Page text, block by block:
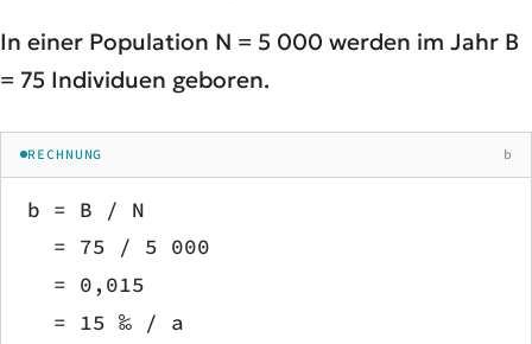
In einer Population N = 5 000 werden im Jahr B
= 75 Individuen geboren.
RECHNUNG b
b = B / N
  = 75 / 5 000
  = 0,015
  = 15 ‰ / a